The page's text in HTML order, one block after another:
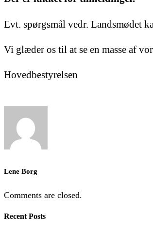
Evt. spørgsmål vedr. Landsmødet
Vi glæder os til at se en masse af
Hovedbestyrelsen
Lene Borg
Comments are closed.
Recent Posts